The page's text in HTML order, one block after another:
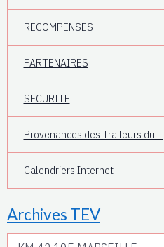
RECOMPENSES
PARTENAIRES
SECURITE
Provenances des Traileurs du T
Calendriers Internet
Archives TEV